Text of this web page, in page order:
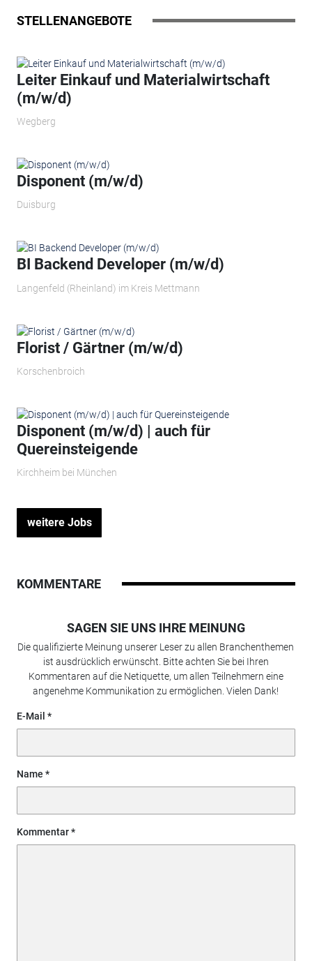
STELLENANGEBOTE
Leiter Einkauf und Materialwirtschaft
(m/w/d)
Wegberg
Disponent (m/w/d)
Duisburg
BI Backend Developer (m/w/d)
Langenfeld (Rheinland) im Kreis Mettmann
Florist / Gärtner (m/w/d)
Korschenbroich
Disponent (m/w/d) | auch für
Quereinsteigende
Kirchheim bei München
weitere Jobs
KOMMENTARE
SAGEN SIE UNS IHRE MEINUNG
Die qualifizierte Meinung unserer Leser zu allen Branchenthemen
ist ausdrücklich erwünscht. Bitte achten Sie bei Ihren
Kommentaren auf die Netiquette, um allen Teilnehmern eine
angenehme Kommunikation zu ermöglichen. Vielen Dank!
E-Mail
Name
Kommentar